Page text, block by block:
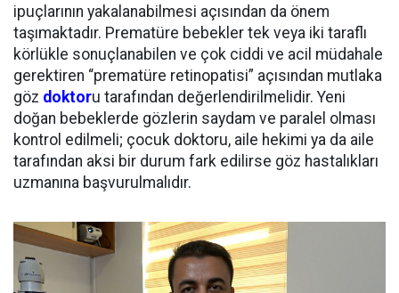
ipuçlarının yakalanabilmesi açısından da önem
taşımaktadır. Prematüre bebekler tek veya iki taraflı
körlükle sonuçlanabilen ve çok ciddi ve acil müdahale
gerektiren “prematüre retinopatisi” açısından mutlaka
göz doktoru tarafından değerlendirilmelidir. Yeni
doğan bebeklerde gözlerin saydam ve paralel olması
kontrol edilmeli; çocuk doktoru, aile hekimi ya da aile
tarafından aksi bir durum fark edilirse göz hastalıkları
uzmanına başvurulmalıdır.